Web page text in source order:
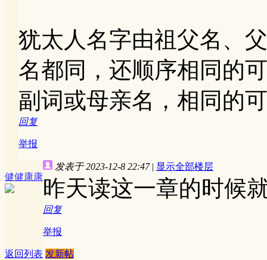
犹太人名字由祖父名、
名都同，还顺序相同的
副词或母亲名，相同的
回复
举报
健健康康
发表于 2023-12-8 22:47 | 显示全部楼层
昨天读这一章的时候
回复
举报
返回列表 发新帖